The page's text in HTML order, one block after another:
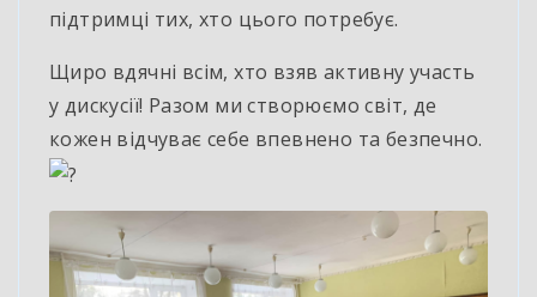
підтримці тих, хто цього потребує.
Щиро вдячні всім, хто взяв активну участь
у дискусії! Разом ми створюємо світ, де
кожен відчуває себе впевнено та безпечно.